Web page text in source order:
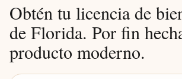
Obtén tu licencia de
de Florida. Por fin
producto moderno.